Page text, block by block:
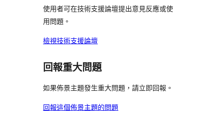
使用者可在技術支援論壇提出意見反應或使
用問題。
檢視技術支援論壇
回報重大問題
如果佈景主題發生重大問題，請立即回報。
回報這個佈景主題的問題